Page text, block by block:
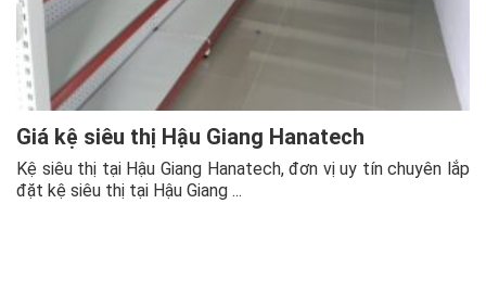
Giá kệ siêu thị Hậu Giang Hanatech
Kệ siêu thị tại Hậu Giang Hanatech, đơn vị uy tín chuyên lắp
đặt kệ siêu thị tại Hậu Giang ...